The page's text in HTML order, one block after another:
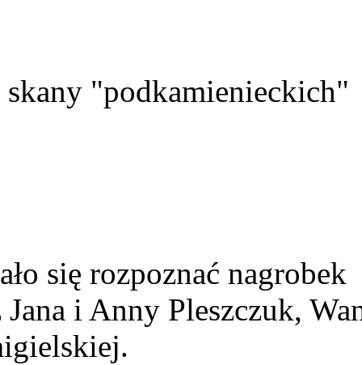
"podkamienieckich"
się rozpoznać nagrobek
i Anny Pleszczuk,